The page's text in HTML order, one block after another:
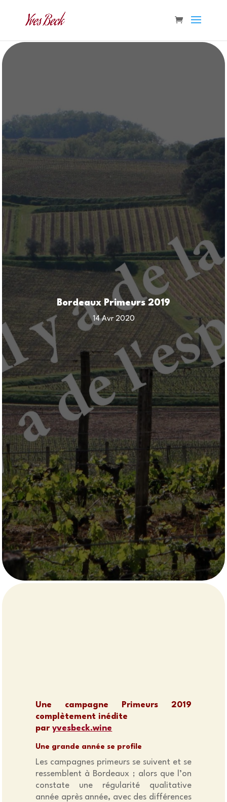
Bordeaux Primeurs 2019
14 Avr 2020
Une campagne Primeurs 2019
complètement inédite
paryvesbeck.wine
Une grande année se profile
Les campagnes primeurs se suivent et se
ressemblent à Bordeaux ; alors que l’on
constate une régularité qualitative
année après année, avec des différences